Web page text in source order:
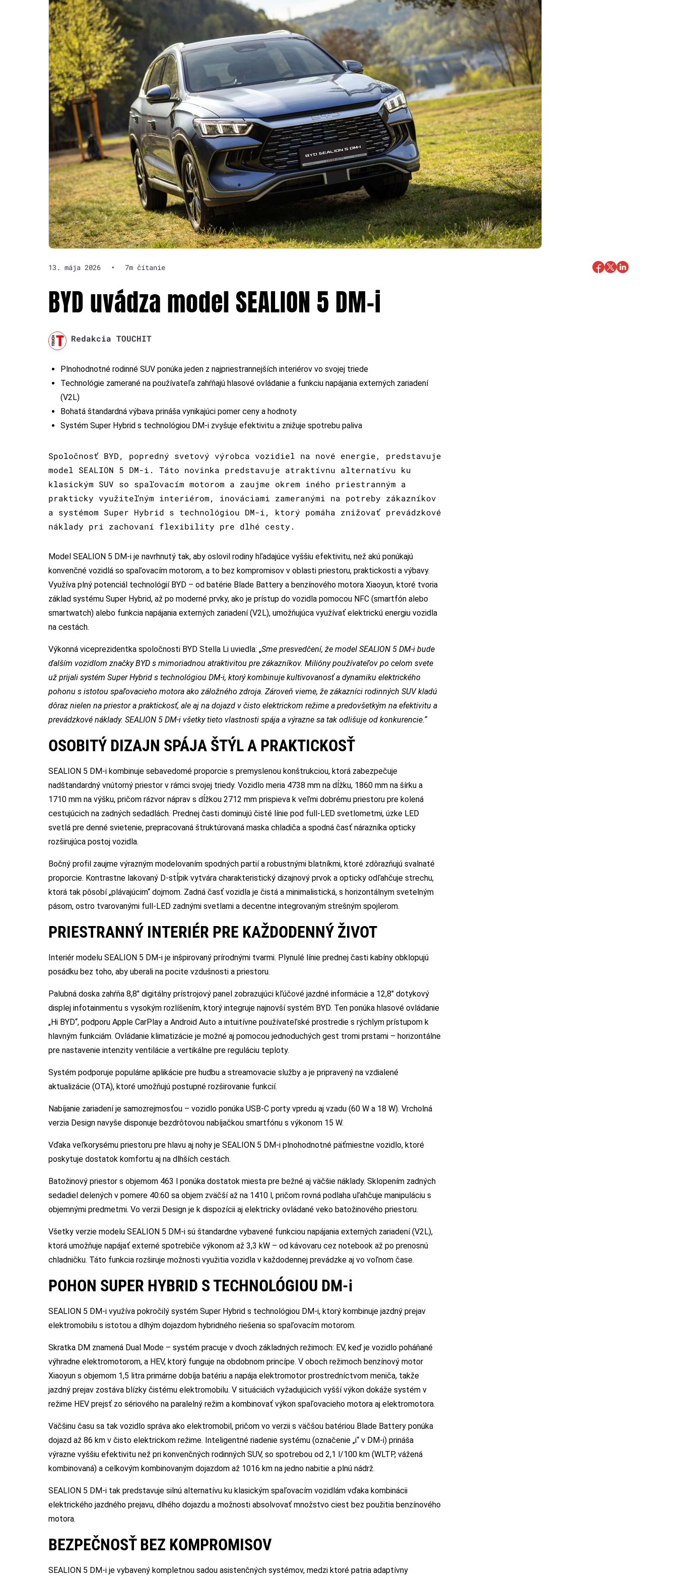
13. mája 2026 • 7m čítanie
BYD uvádza model SEALION 5 DM-i
Redakcia TOUCHIT
Plnohodnotné rodinné SUV ponúka jeden z najpriestrannejších interiérov vo svojej triede
Technológie zamerané na používateľa zahŕňajú hlasové ovládanie a funkciu napájania externých zariadení
(V2L)
Bohatá štandardná výbava prináša vynikajúci pomer ceny a hodnoty
Systém Super Hybrid s technológiou DM-i zvyšuje efektivitu a znižuje spotrebu paliva
Spoločnosť BYD, popredný svetový výrobca vozidiel na nové energie, predstavuje
model SEALION 5 DM-i. Táto novinka predstavuje atraktívnu alternatívu ku
klasickým SUV so spaľovacím motorom a zaujme okrem iného priestranným a
prakticky využiteľným interiérom, inováciami zameranými na potreby zákazníkov
a systémom Super Hybrid s technológiou DM-i, ktorý pomáha znižovať prevádzkové
náklady pri zachovaní flexibility pre dlhé cesty.
Model SEALION 5 DM-i je navrhnutý tak, aby oslovil rodiny hľadajúce vyššiu efektivitu, než akú ponúkajú
konvenčné vozidlá so spaľovacím motorom, a to bez kompromisov v oblasti priestoru, praktickosti a výbavy.
Využíva plný potenciál technológií BYD – od batérie Blade Battery a benzínového motora Xiaoyun, ktoré tvoria
základ systému Super Hybrid, až po moderné prvky, ako je prístup do vozidla pomocou NFC (smartfón alebo
smartwatch) alebo funkcia napájania externých zariadení (V2L), umožňujúca využívať elektrickú energiu vozidla
na cestách.
Výkonná viceprezidentka spoločnosti BYD Stella Li uviedla: „Sme presvedčení, že model SEALION 5 DM-i bude
ďalším vozidlom značky BYD s mimoriadnou atraktivitou pre zákazníkov. Milióny používateľov po celom svete
už prijali systém Super Hybrid s technológiou DM-i, ktorý kombinuje kultivovanosť a dynamiku elektrického
pohonu s istotou spaľovacieho motora ako záložného zdroja. Zároveň vieme, že zákazníci rodinných SUV kladú
dôraz nielen na priestor a praktickosť, ale aj na dojazd v čisto elektrickom režime a predovšetkým na efektivitu a
prevádzkové náklady. SEALION 5 DM-i všetky tieto vlastnosti spája a výrazne sa tak odlišuje od konkurencie.“
OSOBITÝ DIZAJN SPÁJA ŠTÝL A PRAKTICKOSŤ
SEALION 5 DM-i kombinuje sebavedomé proporcie s premyslenou konštrukciou, ktorá zabezpečuje
nadštandardný vnútorný priestor v rámci svojej triedy. Vozidlo meria 4738 mm na dĺžku, 1860 mm na šírku a
1710 mm na výšku, pričom rázvor náprav s dĺžkou 2712 mm prispieva k veľmi dobrému priestoru pre kolená
cestujúcich na zadných sedadlách. Prednej časti dominujú čisté línie pod full-LED svetlometmi, úzke LED
svetlá pre denné svietenie, prepracovaná štruktúrovaná maska chladiča a spodná časť nárazníka opticky
rozširujúca postoj vozidla.
Bočný profil zaujme výrazným modelovaním spodných partií a robustnými blatníkmi, ktoré zdôrazňujú svalnaté
proporcie. Kontrastne lakovaný D-stĺpik vytvára charakteristický dizajnový prvok a opticky odľahčuje strechu,
ktorá tak pôsobí „plávajúcim“ dojmom. Zadná časť vozidla je čistá a minimalistická, s horizontálnym svetelným
pásom, ostro tvarovanými full-LED zadnými svetlami a decentne integrovaným strešným spojlerom.
PRIESTRANNÝ INTERIÉR PRE KAŽDODENNÝ ŽIVOT
Interiér modelu SEALION 5 DM-i je inšpirovaný prírodnými tvarmi. Plynulé línie prednej časti kabíny obklopujú
posádku bez toho, aby uberali na pocite vzdušnosti a priestoru.
Palubná doska zahŕňa 8,8″ digitálny prístrojový panel zobrazujúci kľúčové jazdné informácie a 12,8″ dotykový
displej infotainmentu s vysokým rozlíšením, ktorý integruje najnovší systém BYD. Ten ponúka hlasové ovládanie
„Hi BYD“, podporu Apple CarPlay a Android Auto a intuitívne používateľské prostredie s rýchlym prístupom k
hlavným funkciám. Ovládanie klimatizácie je možné aj pomocou jednoduchých gest tromi prstami – horizontálne
pre nastavenie intenzity ventilácie a vertikálne pre reguláciu teploty.
Systém podporuje populárne aplikácie pre hudbu a streamovacie služby a je pripravený na vzdialené
aktualizácie (OTA), ktoré umožňujú postupné rozširovanie funkcií.
Nabíjanie zariadení je samozrejmosťou – vozidlo ponúka USB-C porty vpredu aj vzadu (60 W a 18 W). Vrcholná
verzia Design navyše disponuje bezdrôtovou nabíjačkou smartfónu s výkonom 15 W.
Vďaka veľkorysému priestoru pre hlavu aj nohy je SEALION 5 DM-i plnohodnotné päťmiestne vozidlo, ktoré
poskytuje dostatok komfortu aj na dlhších cestách.
Batožinový priestor s objemom 463 l ponúka dostatok miesta pre bežné aj väčšie náklady. Sklopením zadných
sedadiel delených v pomere 40:60 sa objem zväčší až na 1410 l, pričom rovná podlaha uľahčuje manipuláciu s
objemnými predmetmi. Vo verzii Design je k dispozícii aj elektricky ovládané veko batožinového priestoru.
Všetky verzie modelu SEALION 5 DM-i sú štandardne vybavené funkciou napájania externých zariadení (V2L),
ktorá umožňuje napájať externé spotrebiče výkonom až 3,3 kW – od kávovaru cez notebook až po prenosnú
chladničku. Táto funkcia rozširuje možnosti využitia vozidla v každodennej prevádzke aj vo voľnom čase.
POHON SUPER HYBRID S TECHNOLÓGIOU DM-i
SEALION 5 DM-i využíva pokročilý systém Super Hybrid s technológiou DM-i, ktorý kombinuje jazdný prejav
elektromobilu s istotou a dlhým dojazdom hybridného riešenia so spaľovacím motorom.
Skratka DM znamená Dual Mode – systém pracuje v dvoch základných režimoch: EV, keď je vozidlo poháňané
výhradne elektromotorom, a HEV, ktorý funguje na obdobnom princípe. V oboch režimoch benzínový motor
Xiaoyun s objemom 1,5 litra primárne dobíja batériu a napája elektromotor prostredníctvom meniča, takže
jazdný prejav zostáva blízky čistému elektromobilu. V situáciách vyžadujúcich vyšší výkon dokáže systém v
režime HEV prejsť zo sériového na paralelný režim a kombinovať výkon spaľovacieho motora aj elektromotora.
Väčšinu času sa tak vozidlo správa ako elektromobil, pričom vo verzii s väčšou batériou Blade Battery ponúka
dojazd až 86 km v čisto elektrickom režime. Inteligentné riadenie systému (označenie „i“ v DM-i) prináša
výrazne vyššiu efektivitu než pri konvenčných rodinných SUV, so spotrebou od 2,1 l/100 km (WLTP, vážená
kombinovaná) a celkovým kombinovaným dojazdom až 1016 km na jedno nabitie a plnú nádrž.
SEALION 5 DM-i tak predstavuje silnú alternatívu ku klasickým spaľovacím vozidlám vďaka kombinácii
elektrického jazdného prejavu, dlhého dojazdu a možnosti absolvovať množstvo ciest bez použitia benzínového
motora.
BEZPEČNOSŤ BEZ KOMPROMISOV
SEALION 5 DM-i je vybavený kompletnou sadou asistenčných systémov, medzi ktoré patria adaptívny